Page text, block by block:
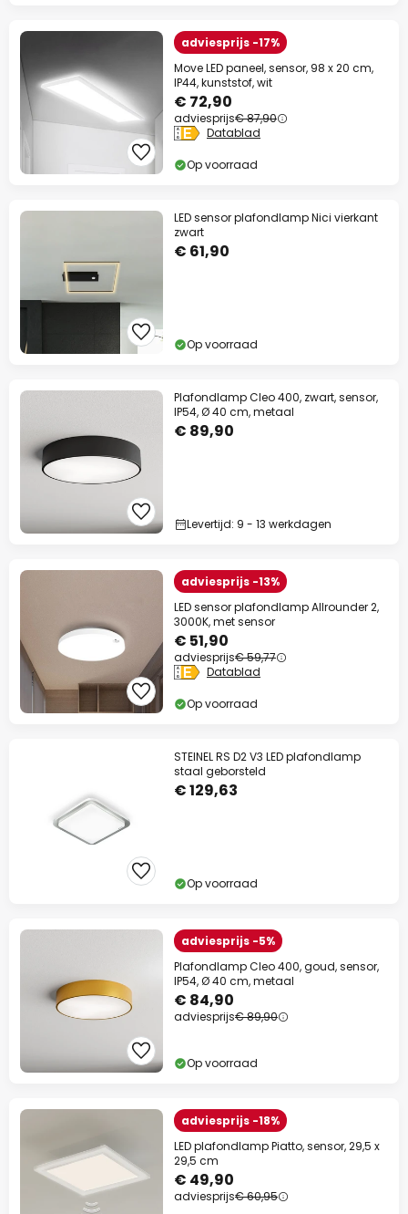
adviesprijs -17%
Move LED paneel, sensor, 98 x 20 cm,
IP44, kunststof, wit
€ 72,90
adviesprijs€ 87,90
Datablad
Op voorraad
LED sensor plafondlamp Nici vierkant
zwart
€ 61,90
Op voorraad
Plafondlamp Cleo 400, zwart, sensor,
IP54, Ø 40 cm, metaal
€ 89,90
Levertijd: 9 - 13 werkdagen
adviesprijs -13%
LED sensor plafondlamp Allrounder 2,
3000K, met sensor
€ 51,90
adviesprijs€ 59,77
Datablad
Op voorraad
STEINEL RS D2 V3 LED plafondlamp
staal geborsteld
€ 129,63
Op voorraad
adviesprijs -5%
Plafondlamp Cleo 400, goud, sensor,
IP54, Ø 40 cm, metaal
€ 84,90
adviesprijs€ 89,90
Op voorraad
adviesprijs -18%
LED plafondlamp Piatto, sensor, 29,5 x
29,5 cm
€ 49,90
adviesprijs€ 60,95